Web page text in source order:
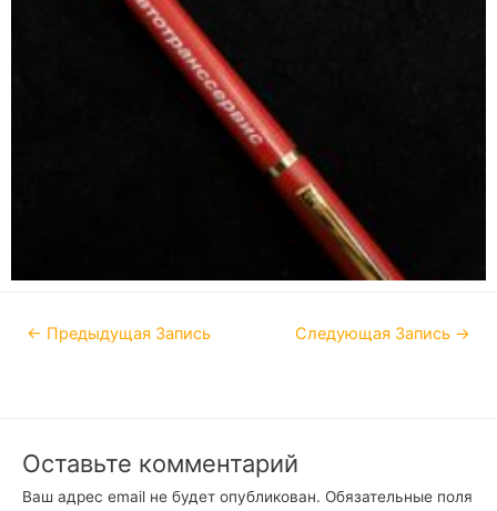
← Предыдущая Запись Следующая Запись →
Оставьте комментарий
Ваш адрес email не будет опубликован. Обязательные поля